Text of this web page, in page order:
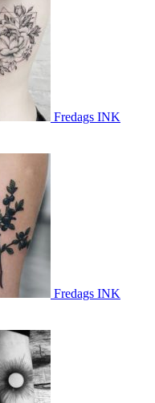
Fredags INK
Fredags INK